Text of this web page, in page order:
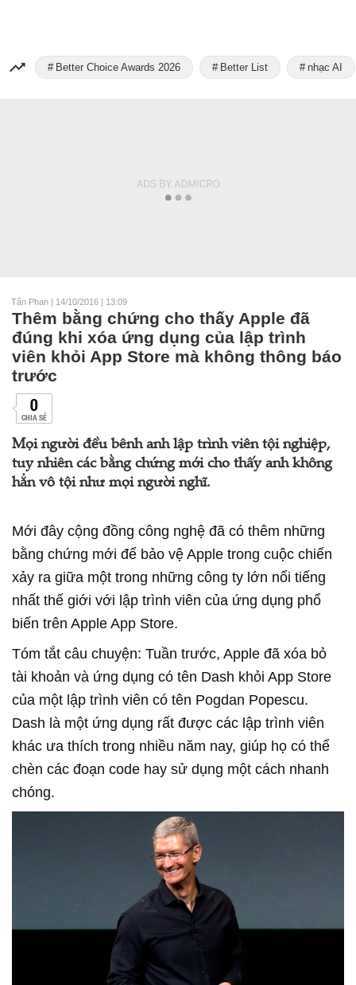
Better Choice Awards 2026 Better List nhạc AI
Tân Phan | 14/10/2016 | 13:09
Thêm bằng chứng cho thấy Apple đã
đúng khi xóa ứng dụng của lập trình
viên khỏi App Store mà không thông báo
trước
0
CHIA SẺ
Mọi người đều bênh anh lập trình viên tội nghiệp,
tuy nhiên các bằng chứng mới cho thấy anh không
hẳn vô tội như mọi người nghĩ.
Mới đây cộng đồng công nghệ đã có thêm những
bằng chứng mới để bảo vệ Apple trong cuộc chiến
xảy ra giữa một trong những công ty lớn nổi tiếng
nhất thế giới với lập trình viên của ứng dụng phổ
biến trên Apple App Store.
Tóm tắt câu chuyện: Tuần trước, Apple đã xóa bỏ
tài khoản và ứng dụng có tên Dash khỏi App Store
của một lập trình viên có tên Pogdan Popescu.
Dash là một ứng dụng rất được các lập trình viên
khác ưa thích trong nhiều năm nay, giúp họ có thể
chèn các đoạn code hay sử dụng một cách nhanh
chóng.